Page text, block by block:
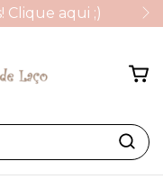
Clique aqui ;)